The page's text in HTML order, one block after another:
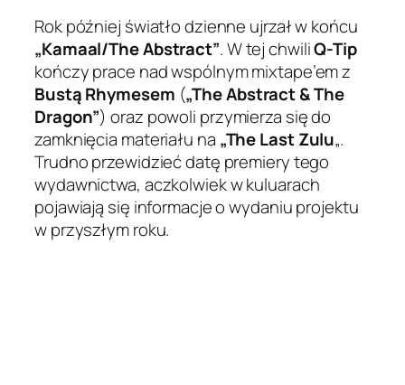
Rok później światło dzienne ujrzał w końcu
„Kamaal/The Abstract”. W tej chwiliQ-Tip
kończy prace nad wspólnym mixtape’em z
Bustą Rhymesem („The Abstract & The
Dragon”) oraz powoli przymierza się do
zamknięcia materiału na „The Last Zulu„.
Trudno przewidzieć datę premiery tego
wydawnictwa, aczkolwiek w kuluarach
pojawiają się informacje o wydaniu projektu
w przyszłym roku.